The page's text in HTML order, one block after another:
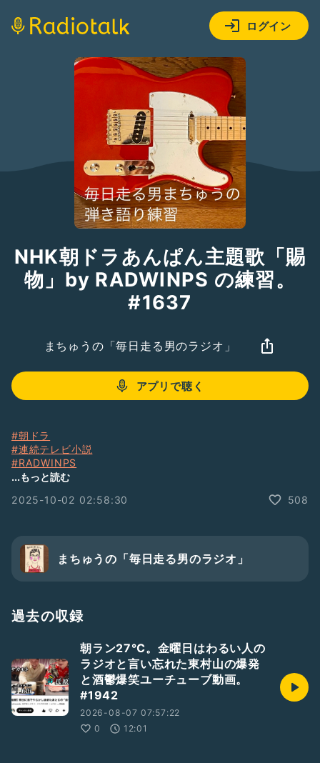
ログイン
NHK朝ドラあんぱん主題歌「賜
物」by RADWINPS の練習。
#1637
まちゅうの「毎日走る男のラジオ」
アプリで聴く
#朝ドラ
#連続テレビ小説
#RADWINPS
#野田洋次郎
#賜物
#ギター弾き語り
...もっと読む
2025-10-02 02:58:30
508
まちゅうの「毎日走る男のラジオ」
過去の収録
朝ラン27℃。金曜日はわるい人の
ラジオと言い忘れた東村山の爆発
と酒鬱爆笑ユーチューブ動画。
#1942
2026-08-07 07:57:22
0
12:01